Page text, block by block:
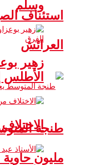
استئناف
العرائش
مليون
وسلم
زهير
الأطلس